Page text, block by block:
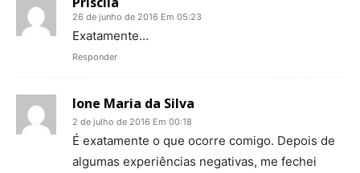
26 de junho de 2016 Em 05:23
Exatamente…
Responder
Ione Maria da Silva
2 de julho de 2016 Em 00:18
É exatamente o que ocorre comigo. Depois de
algumas experiências negativas, me fechei